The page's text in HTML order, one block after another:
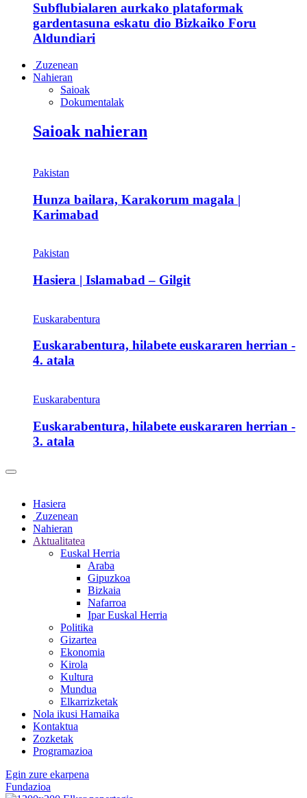
Subflubialaren aurkako plataformak
gardentasuna eskatu dio Bizkaiko Foru
Aldundiari
Zuzenean
Nahieran
Saioak
Dokumentalak
Saioak nahieran
Pakistan
Hunza bailara, Karakorum magala |
Karimabad
Pakistan
Hasiera | Islamabad – Gilgit
Euskarabentura
Euskarabentura, hilabete euskararen herrian -
4. atala
Euskarabentura
Euskarabentura, hilabete euskararen herrian -
3. atala
Hasiera
Zuzenean
Nahieran
Aktualitatea
Euskal Herria
Araba
Gipuzkoa
Bizkaia
Nafarroa
Ipar Euskal Herria
Politika
Gizartea
Ekonomia
Kirola
Kultura
Mundua
Elkarrizketak
Nola ikusi Hamaika
Kontaktua
Zozketak
Programazioa
Egin zure ekarpena
Fundazioa